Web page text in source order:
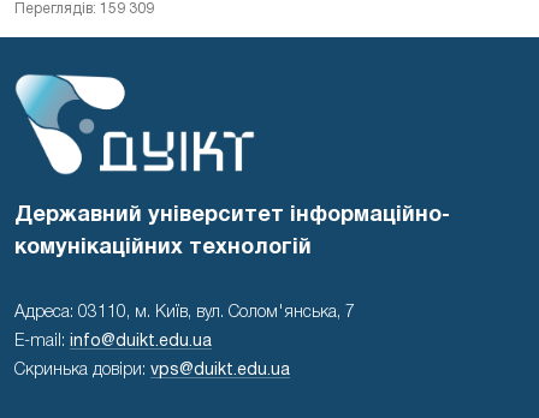
Переглядів: 159 309
Державний університет інформаційно-
комунікаційних технологій
Адреса: 03110, м. Київ, вул. Солом'янська, 7
E-mail:
info@duikt.edu.ua
Скринька довіри: vps@duikt.edu.ua